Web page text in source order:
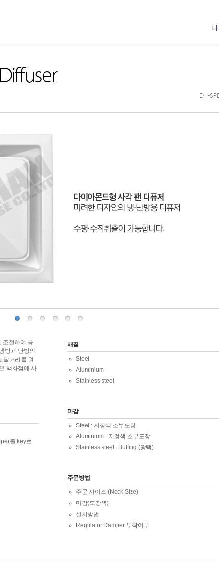
DH-
조절하여 공
방과 난방의
달거리를 원
백화점에 사
를 key로
재질
Steel
Aluminium
Stainless steel
마감
Steel : 지정색 소부도장
Aluminium : 지정색 소부도장
Stainless steel : Buffing (광택)
주문방법
주문 사이즈 (Neck Size)
마감(도장색)
설치방법
Regulator Damper 부착여부
DH-Ceiling & Wall Diffusers
Cone
Linear
ETC Diffusers
[바닥형]